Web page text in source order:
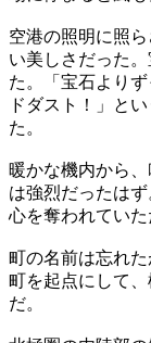
空港の照明に照
い美しさだった
た。「宝石より
ドダスト！」と
た。
暖かな機内から
は強烈だったは
心を奪われてい
町の名前は忘れ
町を起点にして
だ。